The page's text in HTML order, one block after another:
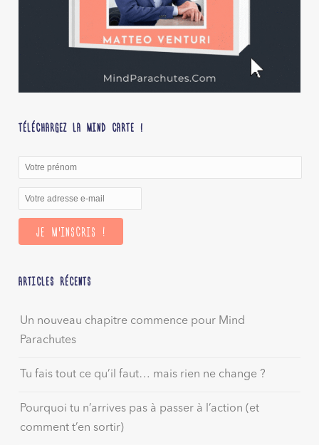
TÉLÉCHARGEZ LA MIND CARTE !
ARTICLES RÉCENTS
Un nouveau chapitre commence pour Mind
Parachutes
Tu fais tout ce qu’il faut… mais rien ne change ?
Pourquoi tu n’arrives pas à passer à l’action (et
comment t’en sortir)